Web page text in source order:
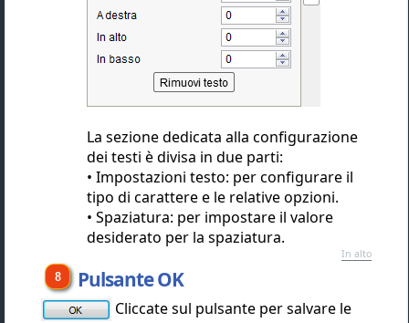
La sezione dedicata alla configurazione
dei testi è divisa in due parti:
Impostazioni testo: per configurare il
tipo di carattere e le relative opzioni.
Spaziatura: per impostare il valore
desiderato per la spaziatura.
In alto
Pulsante OK
Cliccate sul pulsante per salvare le